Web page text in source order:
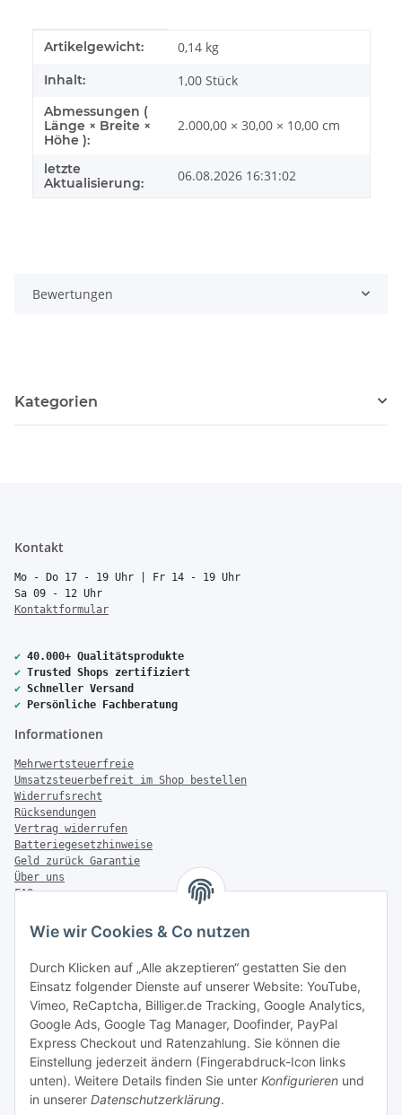
Wie wir Cookies & Co nutzen
Durch Klicken auf „Alle akzeptieren“ gestatten Sie den
Einsatz folgender Dienste auf unserer Website: YouTube,
Vimeo, ReCaptcha, Billiger.de Tracking, Google Analytics,
Google Ads, Google Tag Manager, Doofinder, PayPal
Express Checkout und Ratenzahlung. Sie können die
Einstellung jederzeit ändern (Fingerabdruck-Icon links
unten). Weitere Details finden Sie unter Konfigurieren und
in unserer Datenschutzerklärung.
Produkteigenschaft
Wert
Artikelgewicht: 0,14 kg
Inhalt: 1,00 Stück
Abmessungen (
Länge × Breite ×
Höhe ):
2.000,00 × 30,00 × 10,00 cm
letzte
Aktualisierung:
06.08.2026 16:31:02
Bewertungen
Kategorien
Kontakt
Mo - Do 17 - 19 Uhr | Fr 14 - 19 Uhr
Sa 09 - 12 Uhr
Kontaktformular
✔ 40.000+ Qualitätsprodukte
✔ Trusted Shops zertifiziert
✔ Schneller Versand
✔ Persönliche Fachberatung
Informationen
Mehrwertsteuerfreie
Umsatzsteuerbefreit im Shop bestellen
Widerrufsrecht
Rücksendungen
Vertrag widerrufen
Batteriegesetzhinweise
Geld zurück Garantie
Über uns
FAQ
Zahlung & Versand
Versandinformationen
Sonstiges